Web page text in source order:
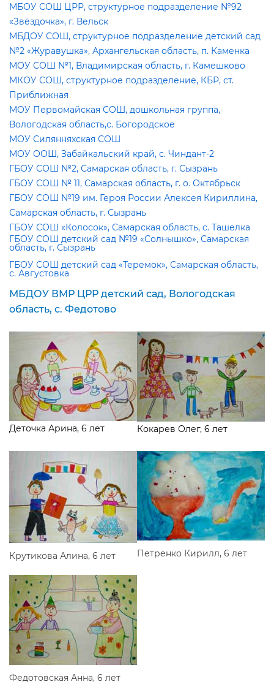
МБОУ СОШ ЦРР, структурное подразделение №92
«Звёздочка», г. Вельск
МБДОУ СОШ, структурное подразделение детский сад
№2 «Журавушка», Архангельская область, п. Каменка
МОУ СОШ №1, Владимирская область, г. Камешково
МКОУ СОШ, структурное подразделение, КБР, ст.
Приближная
МОУ Первомайская СОШ, дошкольная группа,
ологодская область,с. Богородское
МОУ Силянняхская СОШ
МОУ ООШ, Забайкальский край, с. Чиндант-2
ГБОУ СОШ №2, Самарская область, г. Сызрань
ГБОУ СОШ № 11, Самарская область, г. о. Октябрьск
ГБОУ СОШ №19 им. Героя России Алексея Кириллина,
Самарская область, г. Сызрань
ГБОУ СОШ «Колосок», Самарская область, с. Ташелка
ГБОУ СОШ детский сад №19 «Солнышко», Самарская
область, г. Сызрань
ГБОУ СОШ детский сад «Теремок», Самарская область,
с. Августовка
МБДОУ ВМР ЦРР детский сад, Вологодская
область, с. Федотово
Деточка Арина, 6 лет Кокарев Олег, 6 лет
Крутикова Алина, 6 лет Петренко Кирилл, 6 лет
Федотовская Анна, 6 лет